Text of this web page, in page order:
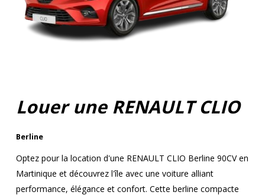
Louer une RENAULT CLIO
Berline
Optez pour la location d'une RENAULT CLIO Berline 90CV en
Martinique et découvrez l'île avec une voiture alliant
performance, élégance et confort. Cette berline compacte